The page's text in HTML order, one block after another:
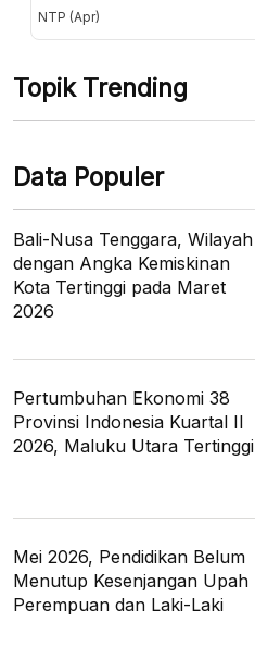
NTP (Apr)
Topik Trending
Data Populer
Bali-Nusa Tenggara, Wilayah
dengan Angka Kemiskinan
Kota Tertinggi pada Maret
2026
Pertumbuhan Ekonomi 38
Provinsi Indonesia Kuartal II
2026, Maluku Utara Tertinggi
Mei 2026, Pendidikan Belum
Menutup Kesenjangan Upah
Perempuan dan Laki-Laki